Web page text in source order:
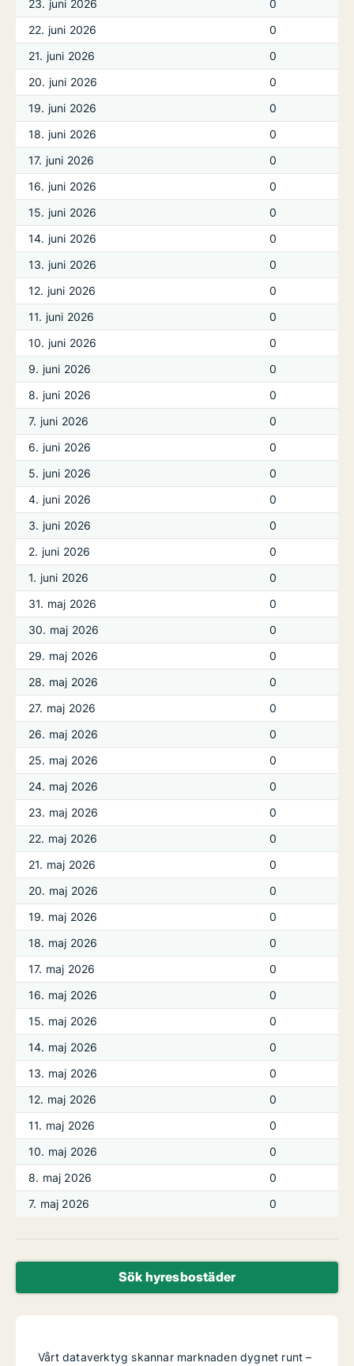
23. juni 2026
0
22. juni 2026
0
21. juni 2026
0
20. juni 2026
0
19. juni 2026
0
18. juni 2026
0
17. juni 2026
0
16. juni 2026
0
15. juni 2026
0
14. juni 2026
0
13. juni 2026
0
12. juni 2026
0
11. juni 2026
0
10. juni 2026
0
9. juni 2026
0
8. juni 2026
0
7. juni 2026
0
6. juni 2026
0
5. juni 2026
0
4. juni 2026
0
3. juni 2026
0
2. juni 2026
0
1. juni 2026
0
31. maj 2026
0
30. maj 2026
0
29. maj 2026
0
28. maj 2026
0
27. maj 2026
0
26. maj 2026
0
25. maj 2026
0
24. maj 2026
0
23. maj 2026
0
22. maj 2026
0
21. maj 2026
0
20. maj 2026
0
19. maj 2026
0
18. maj 2026
0
17. maj 2026
0
16. maj 2026
0
15. maj 2026
0
14. maj 2026
0
13. maj 2026
0
12. maj 2026
0
11. maj 2026
0
10. maj 2026
0
8. maj 2026
0
7. maj 2026
0
Sök hyresbostäder
Vårt dataverktyg skannar marknaden dygnet runt –